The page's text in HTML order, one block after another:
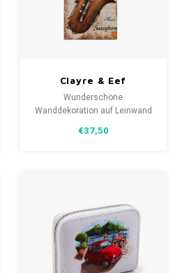
Clayre & Eef
Saxophon Leinwand
Wanddekoration
Wunderschöne
Wanddekoration auf Leinwand
Saxophon und einer Daube von
€37,50